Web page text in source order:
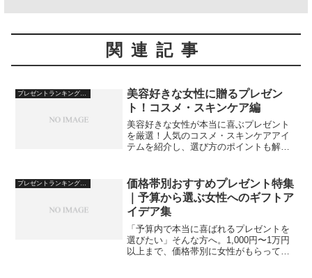
関連記事
プレゼントランキング・おすすめ
美容好きな女性に贈るプレゼン
ト！コスメ・スキンケア編
美容好きな女性が本当に喜ぶプレゼント
を厳選！人気のコスメ・スキンケアアイ
テムを紹介し、選び方のポイントも解説
プレゼントランキング・おすすめ
価格帯別おすすめプレゼント特集
｜予算から選ぶ女性へのギフトア
イデア集
「予算内で本当に喜ばれるプレゼントを
選びたい」そんな方へ。1,000円〜1万円
以上まで、価格帯別に女性がもらって嬉